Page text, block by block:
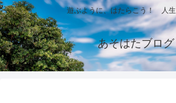
遊ぶように、はたらこう！ 人
あそはたブログ